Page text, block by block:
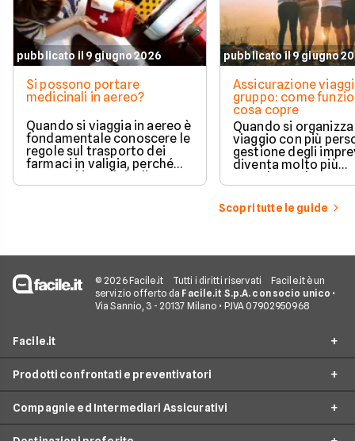
pubblicato il 9 giugno 2026
Si possono portare
medicinali in aereo?
Quando si viaggia in aereo è
fondamentale conoscere le
regole sul trasporto dei
farmaci in valigia, perché
non tutti i medicinali
possono essere portati
pubblicato il 9 giugno
Assicurazione
gruppo: come
cosa copre
Quando si
viaggio con più
gestione degli
diventa molto più
complessa rispetto
partenza
polizza viaggio di
pensata proprio per
partecipanti,
problemi sanitari,
cancellazioni o
logistici.
Scopri tutte le guide
© 2026 Facile.it Tutti i diritti riservati
Facile.it è un
servizio offerto da Facile.it S.p.A. con socio unico •
Via Sannio, 3 - 20137 Milano • P.IVA 07902950968
Facile.it
Assicurazione auto online
Prestiti
Prodotti confrontati e preventivatori
Assicurazione sanitaria viaggio
Compagnie ed Intermediari Assicurativi